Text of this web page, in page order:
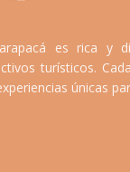
es rica y
turísticos.
únicas